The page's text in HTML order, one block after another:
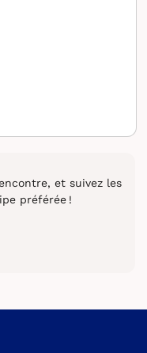
et suivez les
préférée !